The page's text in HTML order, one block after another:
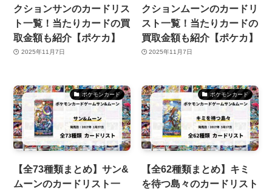
クションサンのカードリス
ト一覧！当たりカードの買
取金額も紹介【ポケカ】
2025年11月7日
クションムーンのカードリ
スト一覧！当たりカードの
買取金額も紹介【ポケカ】
2025年11月7日
ポケモンカード
【全73種類まとめ】サン&
ムーンのカードリスト一
ポケモンカード
【全62種類まとめ】キミ
を待つ島々のカードリスト